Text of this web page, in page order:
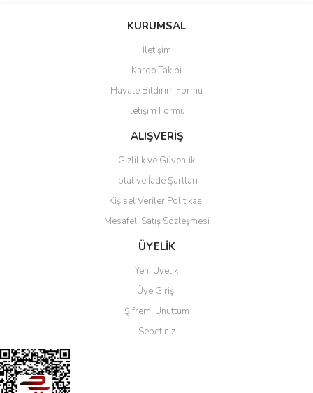
Bu ürüne ilk yorumu siz yapın!
Ürün resmi kalitesiz, bozuk veya görüntülenemiyor.
Ürün açıklamasında eksik bilgiler bulunuyor.
Ürün bilgilerinde hatalar bulunuyor.
Ürün fiyatı diğer sitelerden daha pahalı.
Gönder
KURUMSAL
İletişim
Kargo Takibi
Havale Bildirim Formu
İletişim Formu
ALIŞVERİŞ
Gizlilik ve Güvenlik
İptal ve İade Şartları
Kişisel Veriler Politikası
Mesafeli Satış Sözleşmesi
ÜYELİK
Yeni Üyelik
Üye Girişi
Şifremi Unuttum
Sepetiniz